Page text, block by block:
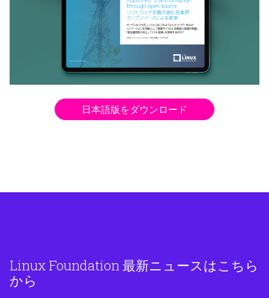
日本語版をダウンロード
Linux Foundation 最新ニュースはこちら
から